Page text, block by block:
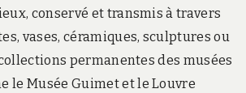
conservé et transmis à travers
vases, céramiques, sculptures ou
permanentes des musées
le Musée Guimet et le Louvre